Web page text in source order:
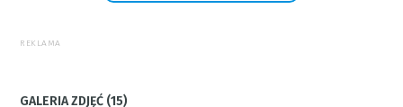
REKLAMA
GALERIA ZDJĘĆ (15)